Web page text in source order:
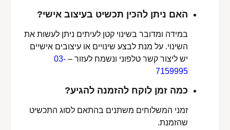
האם ניתן להכין תכשיט בעיצוב אישי?
במידה ומדובר בשינוי קטן לעיתים ניתן לעשות את
השינוי. על מנת לבצע שינויים או עיצובים אישיים
יש ליצור קשר טלפוני ונשמח לעזור –03-
7159995
כמה זמן לוקח להזמנה להגיע?
זמני המשלוחים משתנים בהתאם לסוג התכשיט
שהזמנת.